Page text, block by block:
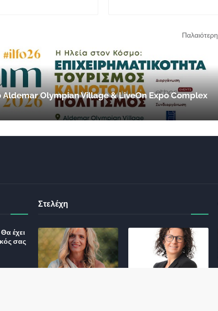
Παλαιότερη
Aldemar Olympian Village & LiveOn Expo Complex
έχει
σας
Στελέχη